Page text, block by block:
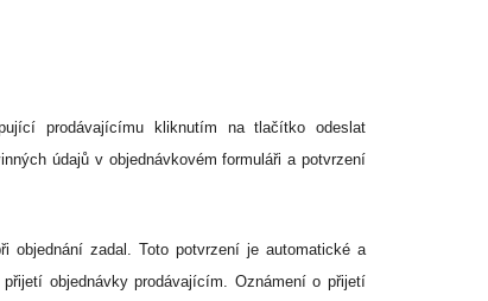
prodávajícímu kliknutím na tlačítko odeslat
údajů v objednávkovém formuláři a potvrzení
objednání zadal. Toto potvrzení je automatické a
objednávky prodávajícím. Oznámení o přijetí